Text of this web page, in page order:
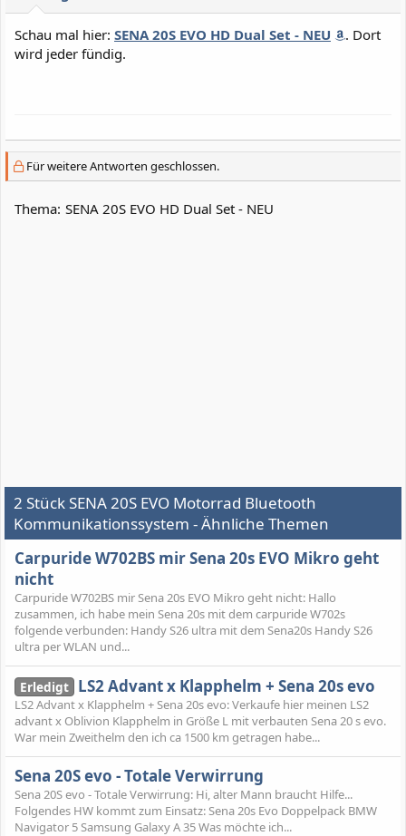
Schau mal hier: SENA 20S EVO HD Dual Set - NEU
. Dort
wird jeder fündig.
Für weitere Antworten geschlossen.
Thema: SENA 20S EVO HD Dual Set - NEU
2 Stück SENA 20S EVO Motorrad Bluetooth
Kommunikationssystem - Ähnliche Themen
Carpuride W702BS mir Sena 20s EVO Mikro geht
nicht
Carpuride W702BS mir Sena 20s EVO Mikro geht nicht: Hallo
zusammen, ich habe mein Sena 20s mit dem carpuride W702s
folgende verbunden: Handy S26 ultra mit dem Sena20s Handy S26
ultra per WLAN und...
Erledigt LS2 Advant x Klapphelm + Sena 20s evo
LS2 Advant x Klapphelm + Sena 20s evo: Verkaufe hier meinen LS2
advant x Oblivion Klapphelm in Größe L mit verbauten Sena 20 s evo.
War mein Zweithelm den ich ca 1500 km getragen habe...
Sena 20S evo - Totale Verwirrung
Sena 20S evo - Totale Verwirrung: Hi, alter Mann braucht Hilfe...
Folgendes HW kommt zum Einsatz: Sena 20s Evo Doppelpack BMW
Navigator 5 Samsung Galaxy A 35 Was möchte ich...